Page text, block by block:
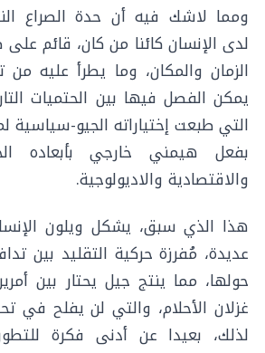
ومما لاشك فيه أن حدة الصراع
لدى الإنسان كائنا من كان، قائم
الزمان والمكان، وما يطرأ عليه من
يمكن الفصل فيها بين الحتميات
التي طبعت إختياراته الجيو-سياسية
بفعل هيمني خارجي بأبعاده
والاقتصادية والاديولوجية.
هذا الذي سبق، يشكل ويلون
عديدة، مُفرزة حركية التقليد بين
حولها، مما ينتج جيل يحتار بين
غزلان الأحلام، والتي لن يفلح
لذلك، بعيدا عن أدنى فكرة